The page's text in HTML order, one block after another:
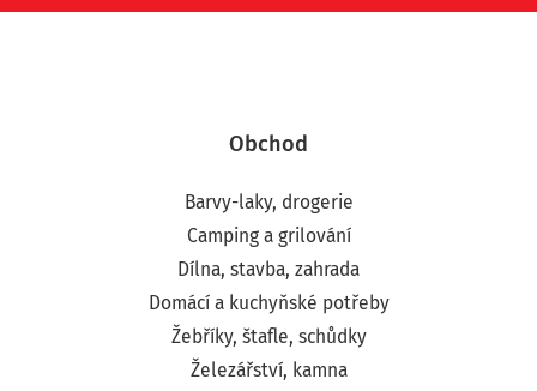
Obchod
Barvy-laky, drogerie
Camping a grilování
Dílna, stavba, zahrada
Domácí a kuchyňské potřeby
Žebříky, štafle, schůdky
Železářství, kamna